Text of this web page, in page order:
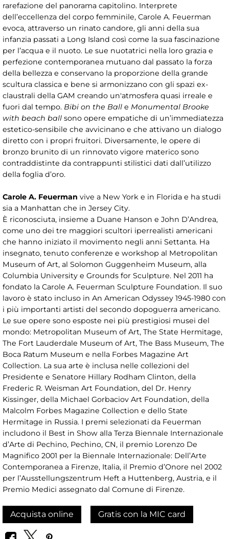
rarefazione del panorama capitolino. Interprete
dell’eccellenza del corpo femminile, Carole A. Feuerman
evoca, attraverso un rinato candore, gli anni della sua
infanzia passati a Long Island così come la sua fascinazione
per l’acqua e il nuoto. Le sue nuotatrici nella loro grazia e
perfezione contemporanea mutuano dal passato la forza
della bellezza e conservano la proporzione della grande
scultura classica e bene si armonizzano con gli spazi ex-
claustrali della GAM creando un'atmosfera quasi irreale e
fuori dal tempo. Bibi on the Ball e Monumental Brooke
with beach ball sono opere empatiche di un’immediatezza
estetico-sensibile che avvicinano e che attivano un dialogo
diretto con i propri fruitori. Diversamente, le opere di
bronzo brunito di un rinnovato vigore materico sono
contraddistinte da contrappunti stilistici dati dall’utilizzo
della foglia d’oro.
Carole A. Feuerman vive a New York e in Florida e ha studi
sia a Manhattan che in Jersey City.
È riconosciuta, insieme a Duane Hanson e John D’Andrea,
come uno dei tre maggiori scultori iperrealisti americani
che hanno iniziato il movimento negli anni Settanta. Ha
insegnato, tenuto conferenze e workshop al Metropolitan
Museum of Art, al Solomon Guggenheim Museum, alla
Columbia University e Grounds for Sculpture. Nel 2011 ha
fondato la Carole A. Feuerman Sculpture Foundation. Il suo
lavoro è stato incluso in An American Odyssey 1945-1980 con
i più importanti artisti del secondo dopoguerra americano.
Le sue opere sono esposte nei più prestigiosi musei del
mondo: Metropolitan Museum of Art, The State Hermitage,
The Fort Lauderdale Museum of Art, The Bass Museum, The
Boca Ratum Museum e nella Forbes Magazine Art
Collection. La sua arte è inclusa nelle collezioni del
Presidente e Senatore Hillary Rodham Clinton, della
Frederic R. Weisman Art Foundation, del Dr. Henry
Kissinger, della Michael Gorbaciov Art Foundation, della
Malcolm Forbes Magazine Collection e dello State
Hermitage in Russia. I premi selezionati da Feuerman
includono il Best in Show alla Terza Biennale Internazionale
d’Arte di Pechino, Pechino, CN, il premio Lorenzo De
Magnifico 2001 per la Biennale Internazionale: Dell’Arte
Contemporanea a Firenze, Italia, il Premio d’Onore nel 2002
per l’Ausstellungszentrum Heft a Huttenberg, Austria, e il
Premio Medici assegnato dal Comune di Firenze.
Acquista online Gratis con la MIC card